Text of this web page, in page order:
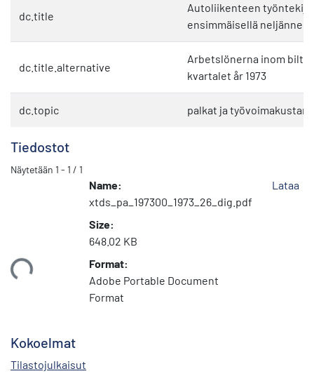
dc.title
Autoliikenteen
ensimmäisellä
dc.title.alternative
Arbetslönerna inom
kvartalet år 1973
dc.topic palkat ja
Tiedostot
Näytetään 1 - 1 / 1
Name:
xtds_pa_197300_1973_26_dig.pdf
Size:
648.02 KB
Format:
Adobe Portable Document
Format
Lataa
Kokoelmat
Tilastojulkaisut